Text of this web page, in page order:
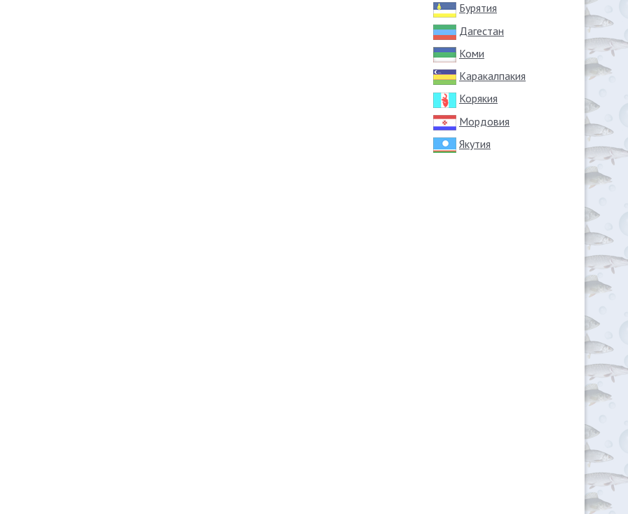
Бурятия
Дагестан
Коми
Каракалпакия
Корякия
Мордовия
Якутия